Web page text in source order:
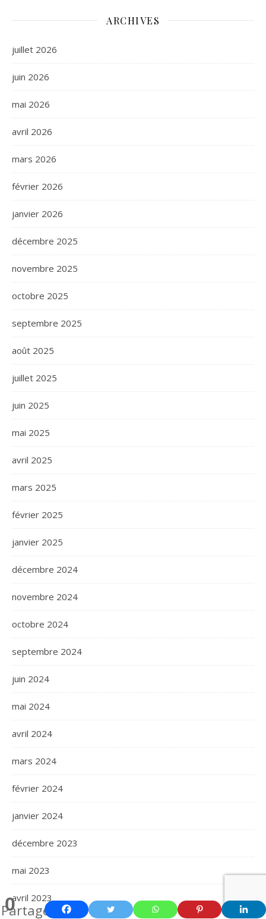
0
Partages
ARCHIVES
juillet 2026
juin 2026
mai 2026
avril 2026
mars 2026
février 2026
janvier 2026
décembre 2025
novembre 2025
octobre 2025
septembre 2025
août 2025
juillet 2025
juin 2025
mai 2025
avril 2025
mars 2025
février 2025
janvier 2025
décembre 2024
novembre 2024
octobre 2024
septembre 2024
juin 2024
mai 2024
avril 2024
mars 2024
février 2024
janvier 2024
décembre 2023
mai 2023
avril 2023